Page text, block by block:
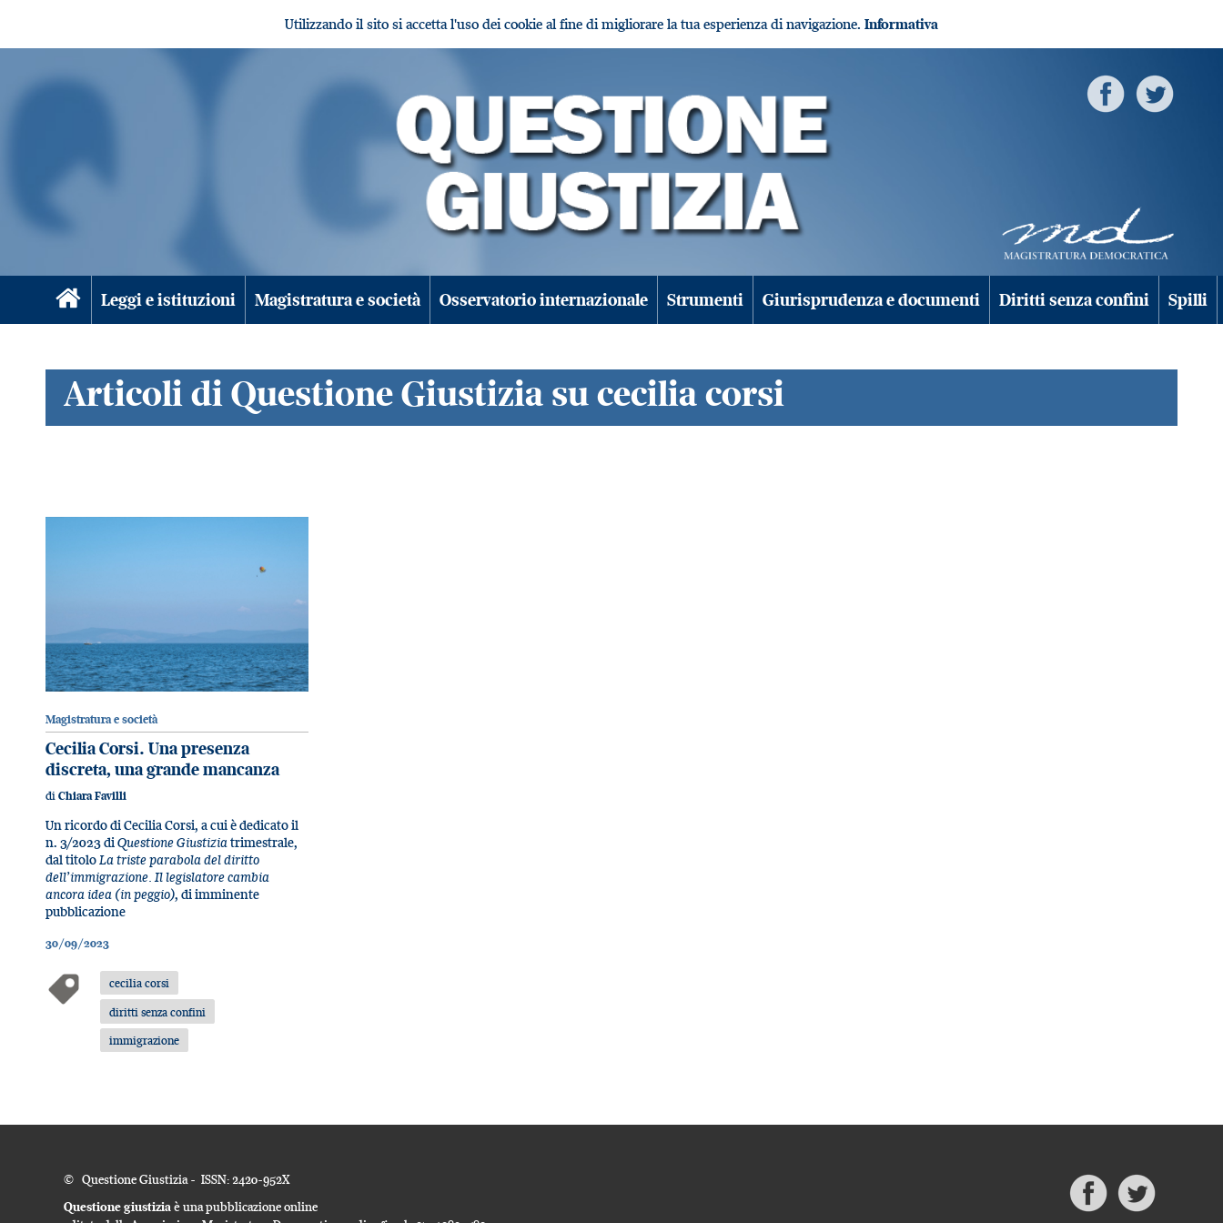
Utilizzando il sito si accetta l'uso dei cookie al fine di migliorare la tua esperienza di navigazione. Informativa
Leggi e istituzioni Magistratura e società Osservatorio internazionale Strumenti Giurisprudenza e documenti Diritti senza confini Spilli
Articoli di Questione Giustizia su cecilia corsi
Magistratura e società
Cecilia Corsi. Una presenza
discreta, una grande mancanza
di Chiara Favilli
Un ricordo di Cecilia Corsi, a cui è dedicato il
n. 3/2023 diQuestione Giustiziatrimestrale,
dal titoloLa triste parabola del diritto
dell’immigrazione. Il legislatore cambia
ancora idea (in peggio), di imminente
pubblicazione
30/09/2023
cecilia corsi
diritti senza confini
immigrazione
© Questione Giustizia - ISSN: 2420-952X
Questione giustiziaè una pubblicazione online